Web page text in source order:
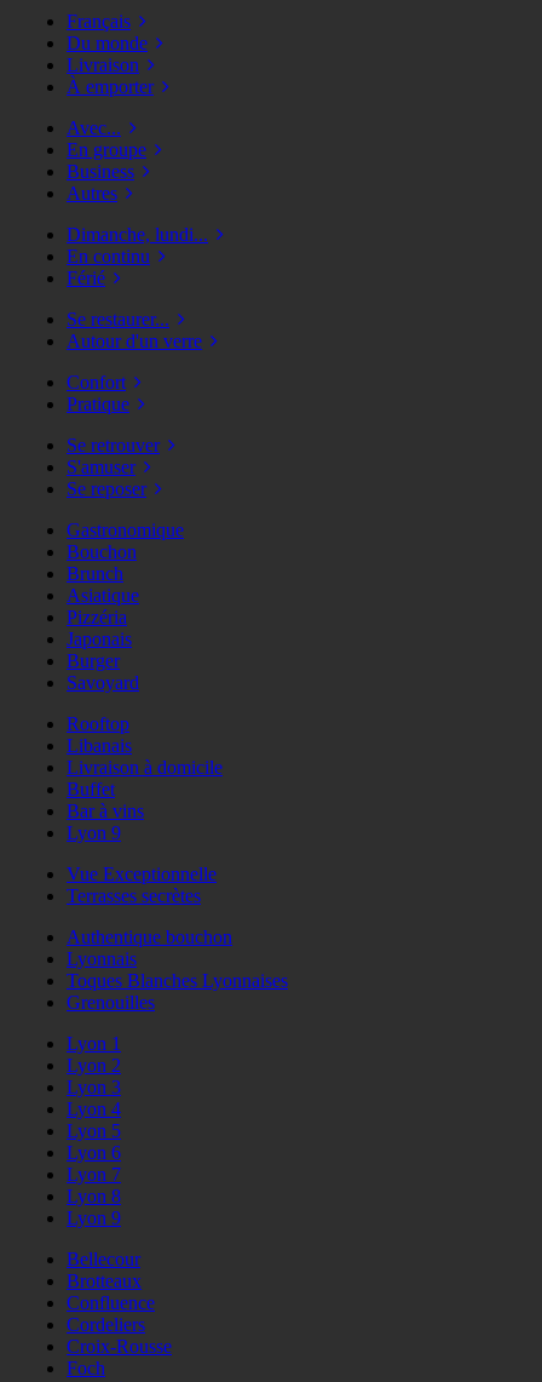
Français
Du monde
Livraison
À emporter
Avec...
En groupe
Business
Autres
Dimanche, lundi...
En continu
Férié
Se restaurer...
Autour d'un verre
Confort
Pratique
Se retrouver
S'amuser
Se reposer
Gastronomique
Bouchon
Brunch
Asiatique
Pizzéria
Japonais
Burger
Savoyard
Rooftop
Libanais
Livraison à domicile
Buffet
Bar à vins
Lyon 9
Vue Exceptionnelle
Terrasses secrètes
Authentique bouchon
Lyonnais
Toques Blanches Lyonnaises
Grenouilles
Lyon 1
Lyon 2
Lyon 3
Lyon 4
Lyon 5
Lyon 6
Lyon 7
Lyon 8
Lyon 9
Bellecour
Brotteaux
Confluence
Cordeliers
Croix-Rousse
Foch